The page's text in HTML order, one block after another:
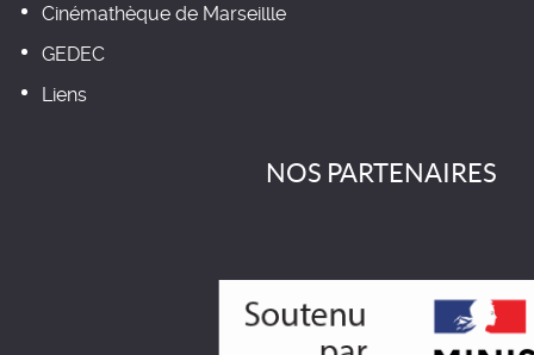
Cinémathèque de Marseillle
GEDEC
Liens
NOS PARTENAIRES